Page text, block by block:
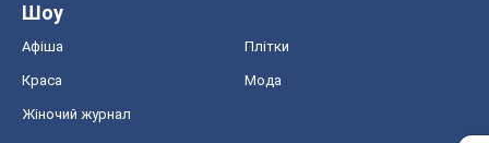
Шоу
Афіша Плітки
Краса Мода
Жіночий журнал